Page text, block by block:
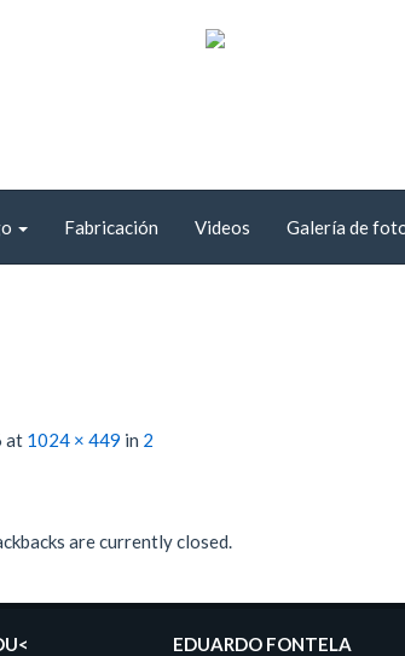
Fabricación Videos Galería de
at 1024 × 449 in 2
are currently closed.
EDUARDO FONTELA